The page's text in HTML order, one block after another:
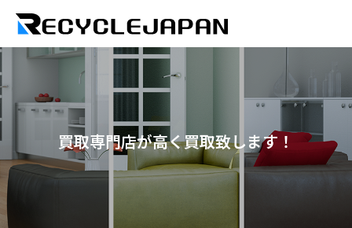
買取専門店が高く買取致します！